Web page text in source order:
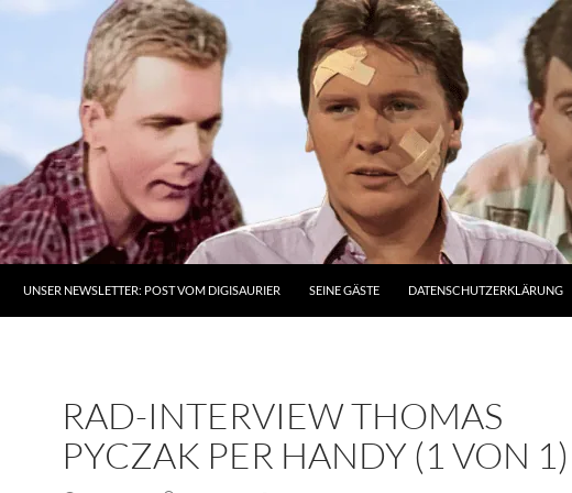
UNSER NEWSLETTER: POST VOM DIGISAURIER SEINE GÄSTE DATENSCHUTZERKLÄRUNG
RAD-INTERVIEW THOMAS
PYCZAK PER HANDY (1 VON 1)